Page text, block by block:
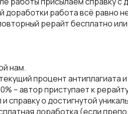
доработки работа всё равно
рерайт бесплатно
нам.
процент антиплагиата
– автор приступает к
справку о достигнутой
доработка (если